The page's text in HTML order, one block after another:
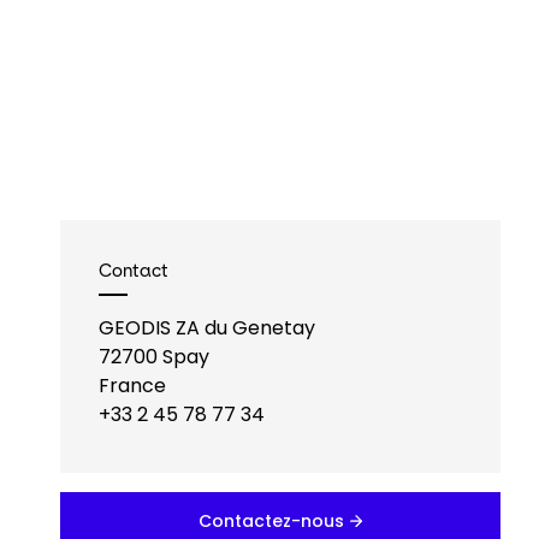
Contact
GEODIS ZA du Genetay
72700Spay
France
+33 2 45 78 77 34
Contactez-nous